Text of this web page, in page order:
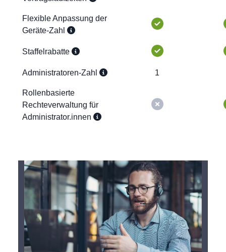
Flexible Anpassung der
Geräte-Zahl
Staffelrabatte
Administratoren-Zahl 1
Rollenbasierte
Rechteverwaltung für
Administrator.innen